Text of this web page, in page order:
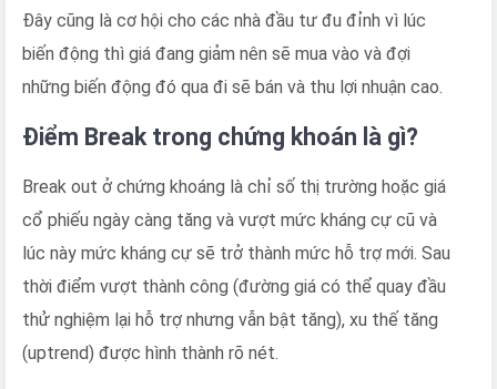
Đây cũng là cơ hội cho các nhà đầu tư đu đỉnh vì lúc
biến động thì giá đang giảm nên sẽ mua vào và đợi
những biến động đó qua đi sẽ bán và thu lợi nhuận cao.
Điểm Break trong chứng khoán là gì?
Break out ở chứng khoáng là chỉ số thị trường hoặc giá
cổ phiếu ngày càng tăng và vượt mức kháng cự cũ và
lúc này mức kháng cự sẽ trở thành mức hỗ trợ mới. Sau
thời điểm vượt thành công (đường giá có thể quay đầu
thử nghiệm lại hỗ trợ nhưng vẫn bật tăng), xu thế tăng
(uptrend) được hình thành rõ nét.